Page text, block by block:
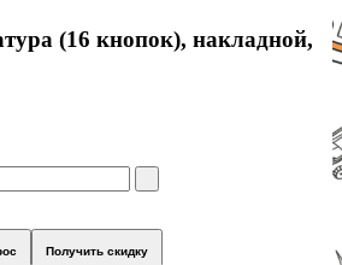
(16 кнопок), накладной,
Получить скидку